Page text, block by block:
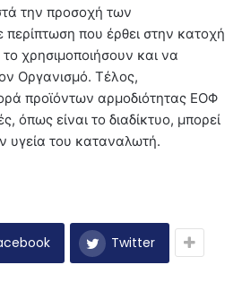
την προσοχή των
που έρθει στην κατοχή
χρησιμοποιήσουν και να
Οργανισμό. Τέλος,
προϊόντων αρμοδιότητας ΕΟΦ
όπως είναι το διαδίκτυο, μπορεί
υγεία του καταναλωτή.
Twitter